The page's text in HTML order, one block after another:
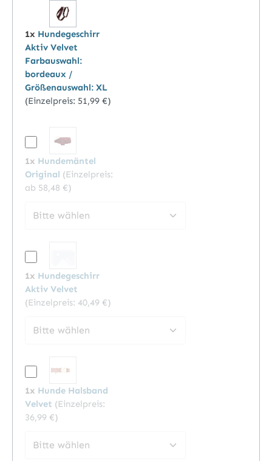
1x Hundegeschirr
Aktiv Velvet
Farbauswahl:
bordeaux /
Größenauswahl: XL
(Einzelpreis: 51,99 €)
1x Hundemäntel
Original (Einzelpreis:
ab 58,48 €)
1x Hundegeschirr
Aktiv Velvet
(Einzelpreis: 40,49 €)
1x Hunde Halsband
Velvet (Einzelpreis:
36,99 €)